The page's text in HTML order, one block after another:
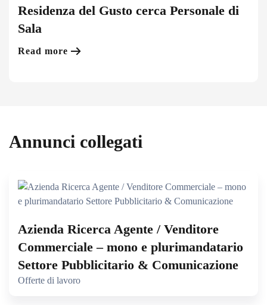
Residenza del Gusto cerca Personale di
Sala
Read more
Annunci collegati
Azienda Ricerca Agente / Venditore
Commerciale – mono e plurimandatario
Settore Pubblicitario & Comunicazione
Offerte di lavoro